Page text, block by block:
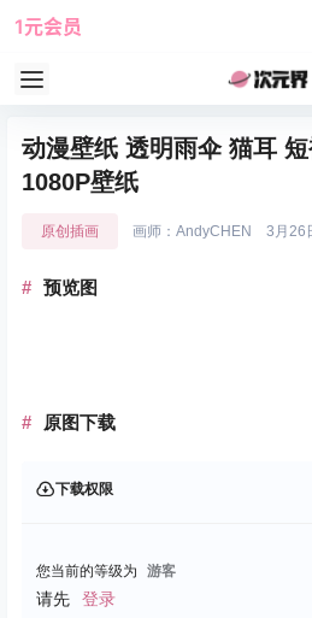
1元会员
动漫壁纸 透明雨伞 猫耳
1080P壁纸
原创插画 画师：AndyCHEN 3月26
预览图
原图下载
下载权限
您当前的等级为 游客
请先 登录